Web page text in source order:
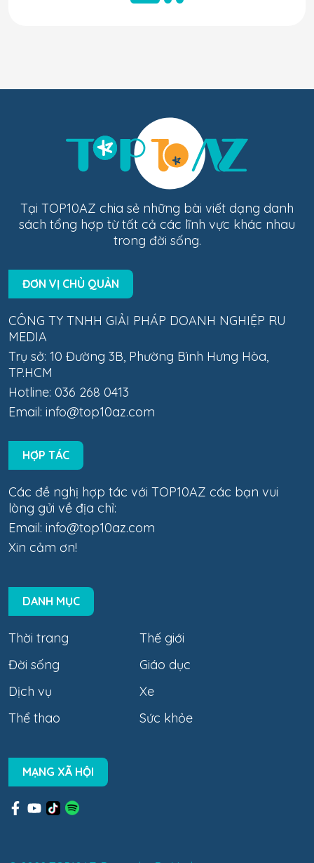
Tại TOP10AZ chia sẻ những bài viết dạng danh
sách tổng hợp từ tất cả các lĩnh vực khác nhau
trong đời sống.
ĐƠN VỊ CHỦ QUẢN
CÔNG TY TNHH GIẢI PHÁP DOANH NGHIỆP RU
MEDIA
Trụ sở: 10 Đường 3B, Phường Bình Hưng Hòa,
TP.HCM
Hotline: 036 268 0413
Email: info@top10az.com
HỢP TÁC
Các đề nghị hợp tác với TOP10AZ các bạn vui
lòng gửi về địa chỉ:
Email: info@top10az.com
Xin cảm ơn!
DANH MỤC
Thời trang
Thế giới
Đời sống
Giáo dục
Dịch vụ
Xe
Thể thao
Sức khỏe
MẠNG XÃ HỘI